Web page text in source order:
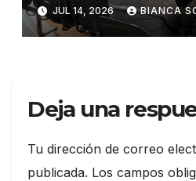
contratos públicos
JUL 14, 2026 BIANCA
Deja una
Tu dirección de correo
publicada. Los campos